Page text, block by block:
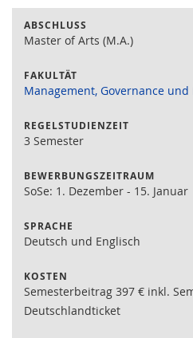
ABSCHLUSS
Master of Arts (M.A.)
FAKULTÄT
Management, Governance und
REGELSTUDIENZEIT
3 Semester
BEWERBUNGSZEITRAUM
SoSe: 1. Dezember - 15. Januar
SPRACHE
Deutsch und Englisch
KOSTEN
Semesterbeitrag 397 € inkl.
Deutschlandticket